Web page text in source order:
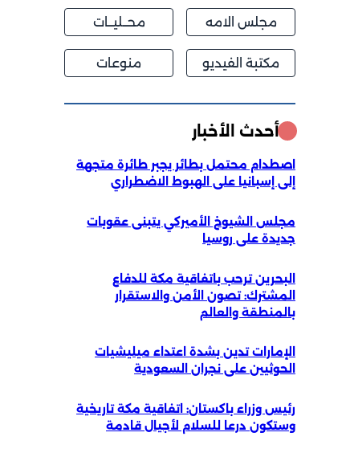
مجلس الامه محــليــات
مكتبة الفيديو منوعات
أحدث الأخبار
اصطدام محتمل بطائر يجبر طائرة متجهة
إلى إسبانيا على الهبوط الاضطراري
مجلس الشيوخ الأميركي يتبنى عقوبات
جديدة على روسيا
البحرين ترحب باتفاقية مكة للدفاع
المشترك: تصون الأمن والاستقرار
بالمنطقة والعالم
الإمارات تدين بشدة اعتداء ميليشيات
الحوثيين على نجران السعودية
رئيس وزراء باكستان: اتفاقية مكة تاريخية
وستكون درعا للسلام لأجيال قادمة